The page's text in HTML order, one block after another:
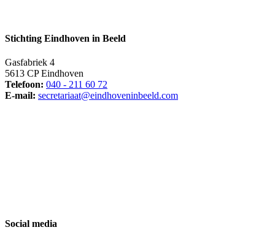
Stichting Eindhoven in Beeld
Gasfabriek 4
5613 CP Eindhoven
Telefoon: 040 - 211 60 72
E-mail: secretariaat@eindhoveninbeeld.com
Social media